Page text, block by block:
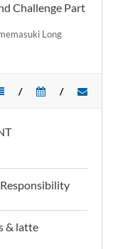
Challenge Part
Long
/
/
& latte